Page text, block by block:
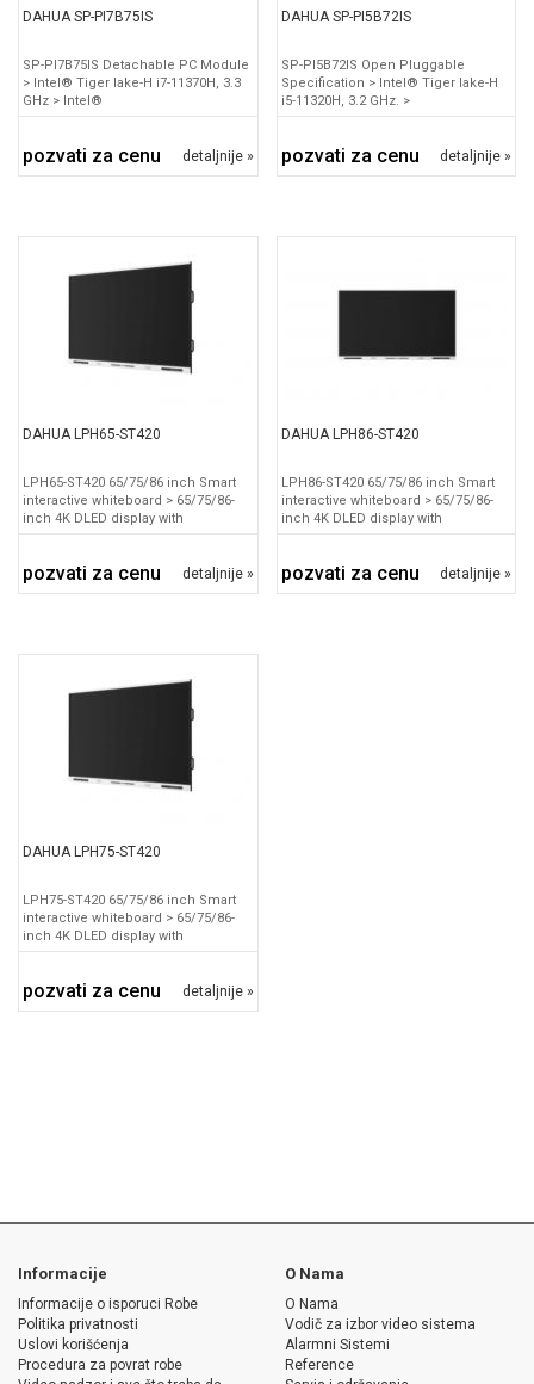
DAHUA SP-PI7B75IS
SP-PI7B75IS Detachable PC Module
> Intel® Tiger lake-H i7-11370H, 3.3
GHz > Intel®
pozvati za cenu detaljnije »
DAHUA SP-PI5B72IS
SP-PI5B72IS Open Pluggable
Specification > Intel® Tiger lake-H
i5-11320H, 3.2 GHz. >
pozvati za cenu detaljnije »
DAHUA LPH65-ST420
LPH65-ST420 65/75/86 inch Smart
interactive whiteboard > 65/75/86-
inch 4K DLED display with
pozvati za cenu detaljnije »
DAHUA LPH86-ST420
LPH86-ST420 65/75/86 inch Smart
interactive whiteboard > 65/75/86-
inch 4K DLED display with
pozvati za cenu detaljnije »
DAHUA LPH75-ST420
LPH75-ST420 65/75/86 inch Smart
interactive whiteboard > 65/75/86-
inch 4K DLED display with
pozvati za cenu detaljnije »
Informacije
Informacije o isporuci Robe
Politika privatnosti
Uslovi korišćenja
Procedura za povrat robe
O Nama
O Nama
Vodič za izbor video sistema
Alarmni Sistemi
Reference